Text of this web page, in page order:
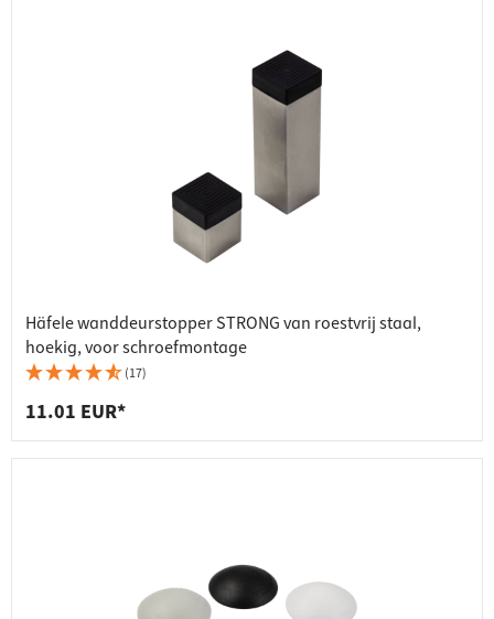
Häfele wanddeurstopper STRONG van roestvrij staal,
hoekig, voor schroefmontage
(17)
11.01 EUR*